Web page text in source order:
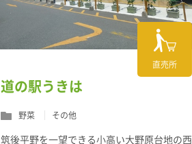
直売所
道の駅うきは
野菜 その他
筑後平野を一望できる小高い大野原台地の西